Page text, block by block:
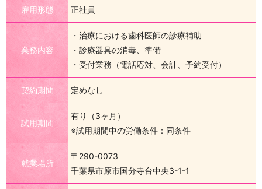
雇用形態 正社員
業務内容
・治療における歯科医師の診療補助
・診療器具の消毒、準備
・受付業務（電話応対、会計、予約受付）
契約期間 定めなし
試用期間
有り（3ヶ月）
※試用期間中の労働条件：同条件
就業場所
〒290-0073
千葉県市原市国分寺台中央3-1-1